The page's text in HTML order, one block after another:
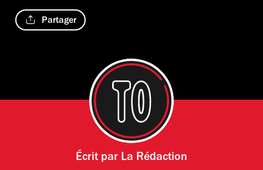
Partager
Écrit par La Rédaction